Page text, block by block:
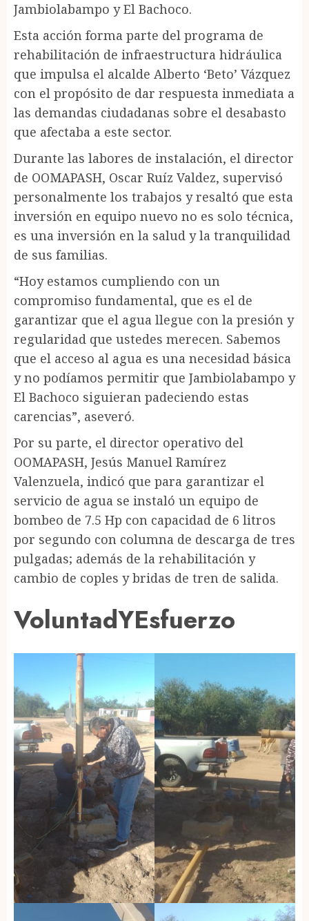
Jambiolabampo y El Bachoco.
Esta acción forma parte del programa de
rehabilitación de infraestructura hidráulica
que impulsa el alcalde Alberto ‘Beto’ Vázquez
con el propósito de dar respuesta inmediata a
las demandas ciudadanas sobre el desabasto
que afectaba a este sector.
Durante las labores de instalación, el director
de OOMAPASH, Oscar Ruíz Valdez, supervisó
personalmente los trabajos y resaltó que esta
inversión en equipo nuevo no es solo técnica,
es una inversión en la salud y la tranquilidad
de sus familias.
“Hoy estamos cumpliendo con un
compromiso fundamental, que es el de
garantizar que el agua llegue con la presión y
regularidad que ustedes merecen. Sabemos
que el acceso al agua es una necesidad básica
y no podíamos permitir que Jambiolabampo y
El Bachoco siguieran padeciendo estas
carencias”, aseveró.
Por su parte, el director operativo del
OOMAPASH, Jesús Manuel Ramírez
Valenzuela, indicó que para garantizar el
servicio de agua se instaló un equipo de
bombeo de 7.5 Hp con capacidad de 6 litros
por segundo con columna de descarga de tres
pulgadas; además de la rehabilitación y
cambio de coples y bridas de tren de salida.
VoluntadYEsfuerzo